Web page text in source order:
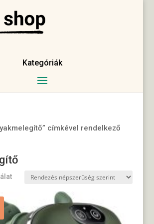
Kategóriák
címkével rendelkező